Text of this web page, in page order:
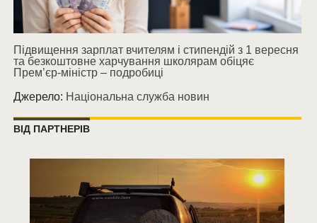
Підвищення зарплат вчителям і стипендій з 1 вересня
та безкоштовне харчування школярам обіцяє
Прем’єр-міністр – подробиці
Джерело: Національна служба новин
ВІД ПАРТНЕРІВ